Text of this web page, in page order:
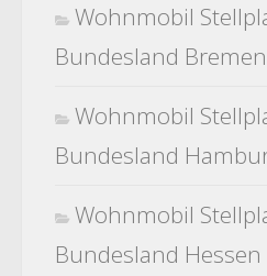
Wohnmobil
Bundesland Bremen
Wohnmobil
Bundesland
Wohnmobil
Bundesland Hessen